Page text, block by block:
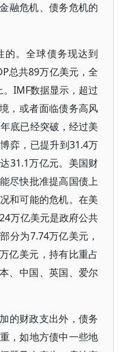
融危机、债务危机的
的。全球债务现达到
总共89万亿美元，全
IMF数据显示，超过
，或者面临债务高风
底已经突破，经过美
弈，已提升到31.4万
31.1万亿元。美国财
尽快批准提高国债上
和可能的危机。在美
万亿美元是政府公共
分为7.74万亿美元，
亿美元，持有比重占
、中国、英国、爱尔
的财政支出外，债务
，如地方债中一些地